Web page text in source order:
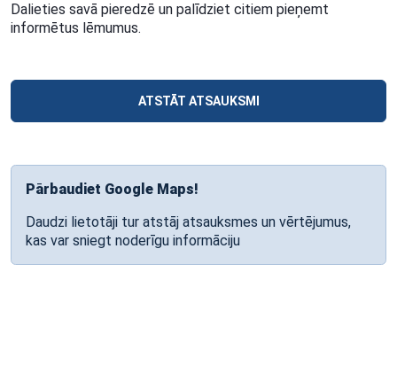
Dalieties savā pieredzē un palīdziet citiem pieņemt
informētus lēmumus.
ATSTĀT ATSAUKSMI
Pārbaudiet Google Maps!
Daudzi lietotāji tur atstāj atsauksmes un vērtējumus,
kas var sniegt noderīgu informāciju